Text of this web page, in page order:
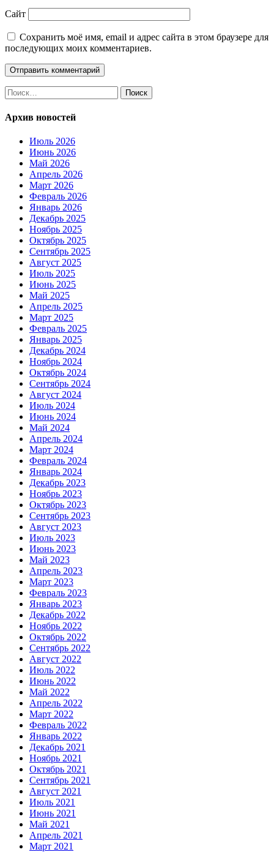
Сайт
Сохранить моё имя, email и адрес сайта в этом браузере для
последующих моих комментариев.
Найти:
Архив новостей
Июль 2026
Июнь 2026
Май 2026
Апрель 2026
Март 2026
Февраль 2026
Январь 2026
Декабрь 2025
Ноябрь 2025
Октябрь 2025
Сентябрь 2025
Август 2025
Июль 2025
Июнь 2025
Май 2025
Апрель 2025
Март 2025
Февраль 2025
Январь 2025
Декабрь 2024
Ноябрь 2024
Октябрь 2024
Сентябрь 2024
Август 2024
Июль 2024
Июнь 2024
Май 2024
Апрель 2024
Март 2024
Февраль 2024
Январь 2024
Декабрь 2023
Ноябрь 2023
Октябрь 2023
Сентябрь 2023
Август 2023
Июль 2023
Июнь 2023
Май 2023
Апрель 2023
Март 2023
Февраль 2023
Январь 2023
Декабрь 2022
Ноябрь 2022
Октябрь 2022
Сентябрь 2022
Август 2022
Июль 2022
Июнь 2022
Май 2022
Апрель 2022
Март 2022
Февраль 2022
Январь 2022
Декабрь 2021
Ноябрь 2021
Октябрь 2021
Сентябрь 2021
Август 2021
Июль 2021
Июнь 2021
Май 2021
Апрель 2021
Март 2021